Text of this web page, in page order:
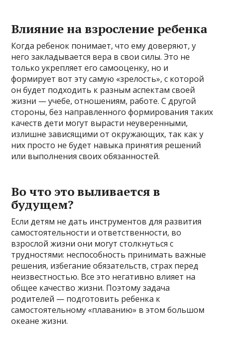
Влияние на взросление ребенка
Когда ребенок понимает, что ему доверяют, у
него закладывается вера в свои силы. Это не
только укрепляет его самооценку, но и
формирует вот эту самую «зрелость», с которой
он будет подходить к разным аспектам своей
жизни — учебе, отношениям, работе. С другой
стороны, без направленного формирования таких
качеств дети могут вырасти неуверенными,
излишне зависящими от окружающих, так как у
них просто не будет навыка принятия решений
или выполнения своих обязанностей.
Во что это выливается в
будущем?
Если детям не дать инструментов для развития
самостоятельности и ответственности, во
взрослой жизни они могут столкнуться с
трудностями: неспособность принимать важные
решения, избегание обязательств, страх перед
неизвестностью. Все это негативно влияет на
общее качество жизни. Поэтому задача
родителей — подготовить ребенка к
самостоятельному «плаванию» в этом большом
океане жизни.